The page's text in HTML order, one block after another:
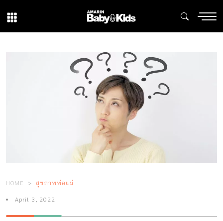
HOME สุขภาพพ่อแม่
April 3, 2022